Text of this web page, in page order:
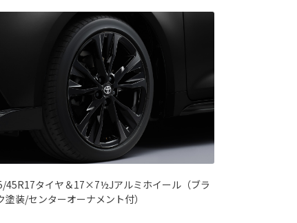
45R17タイヤ＆17×7½Jアルミホイール（ブラ
塗装/センターオーナメント付）